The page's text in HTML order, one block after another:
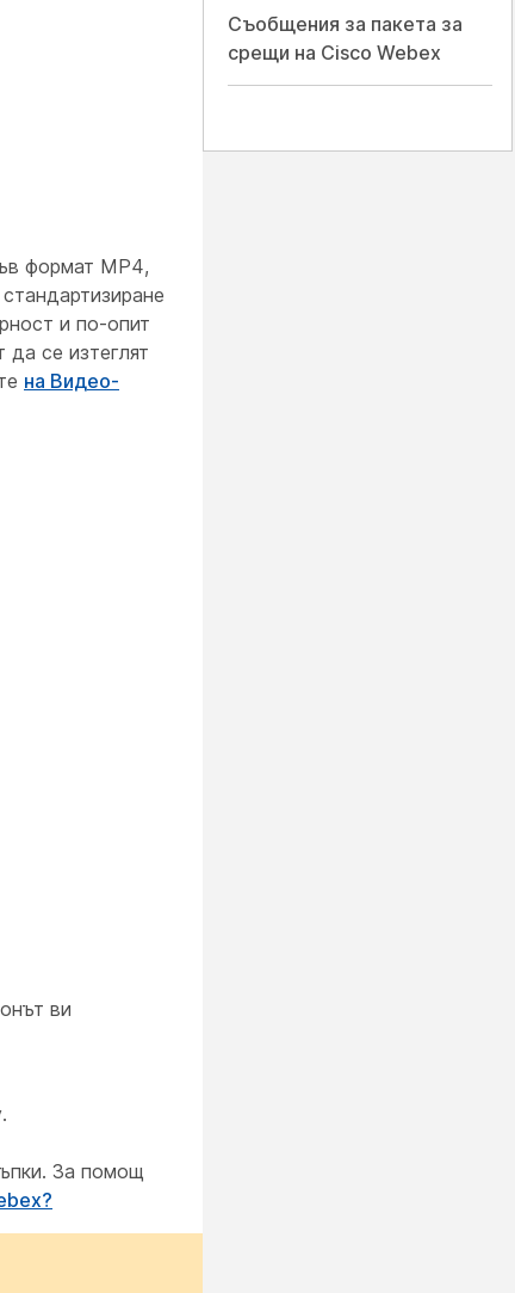
формат MP4,
и по-опит
се изтеглят
на Видео-
ви
За помощ
Съобщения за пакета за
срещи на Cisco Webex